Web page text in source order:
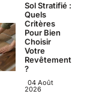
Sol Stratifié :
Quels
Critères
Pour Bien
Choisir
Votre
Revêtement
?
04 Août
2026